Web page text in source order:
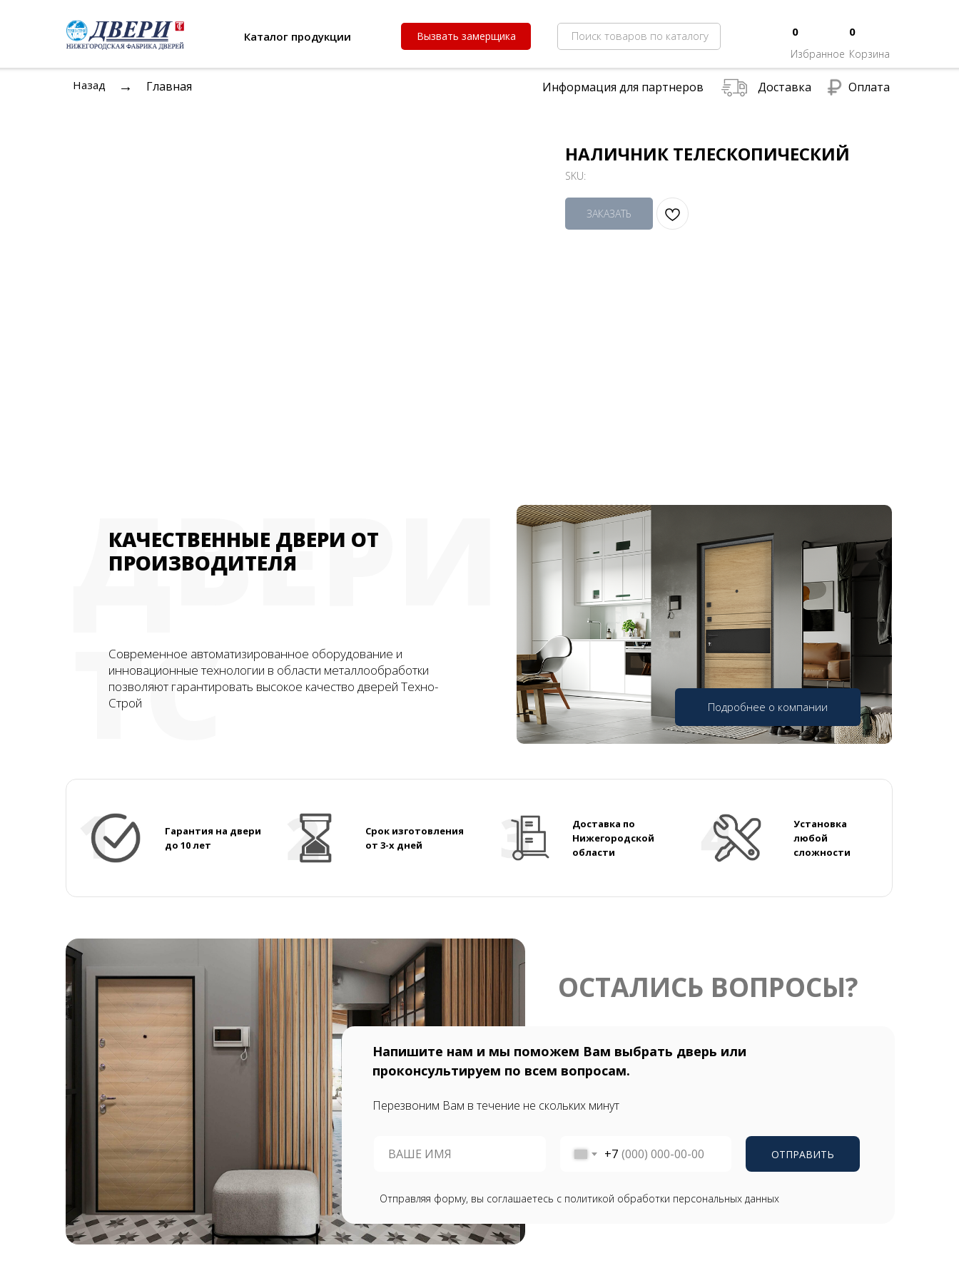
Главная Доставка Оплата
Корзина
0
Избранное
0
Назад
Вызвать замерщика
Каталог продукции Поиск товаров по каталогу
→ Информация для партнеров
НАЛИЧНИК ТЕЛЕСКОПИЧЕСКИЙ
SKU:
ЗАКАЗАТЬ
ДВЕРИ
ТС
КАЧЕСТВЕННЫЕ ДВЕРИ ОТ
ПРОИЗВОДИТЕЛЯ
Подробнее о компании
Современное автоматизированное оборудование и
инновационные технологии в области металлообработки
позволяют гарантировать высокое качество дверей Техно-
Строй
Гарантия на двери
до 10 лет
Срок изготовления
от 3-х дней
Доставка по
Нижегородской
области
Установка
любой
сложности
+7 ОТПРАВИТЬ
ОСТАЛИСЬ ВОПРОСЫ?
Напишите нам и мы поможем Вам выбрать дверь или
проконсультируем по всем вопросам.
Перезвоним Вам в течение не скольких минут
Отправляя форму, вы соглашаетесь с политикой обработки персональных данных